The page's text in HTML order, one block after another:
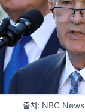
출처: NBC News